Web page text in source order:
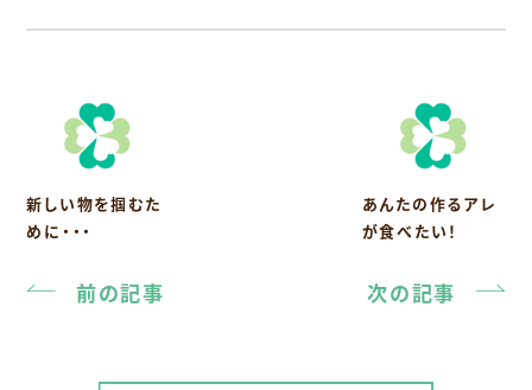
新しい物を掴むた
めに・・・
前の記事
あんたの作るアレ
が食べたい！
次の記事